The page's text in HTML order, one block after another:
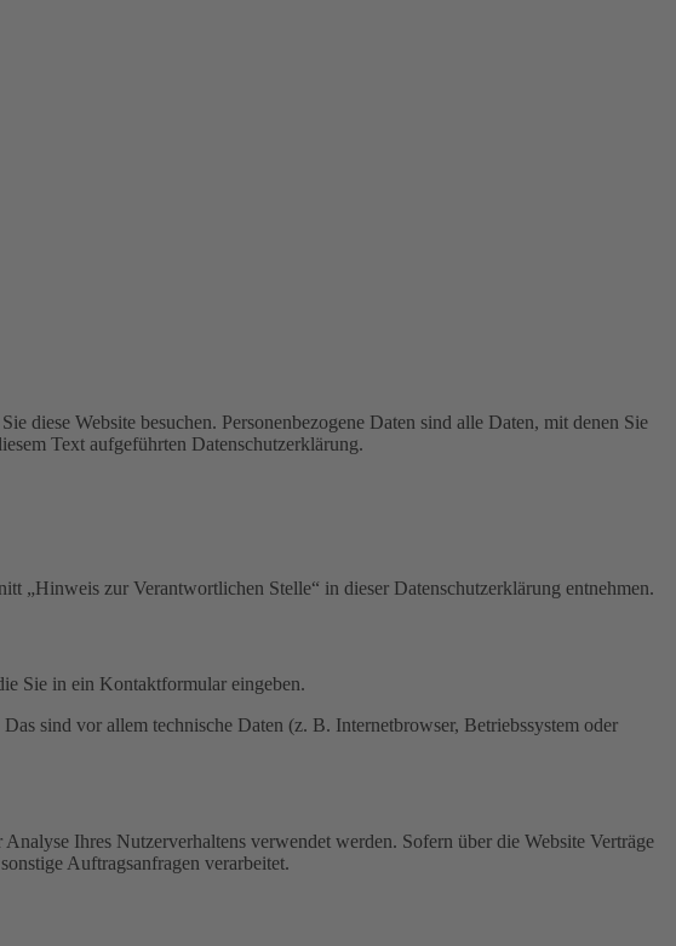
diese Website besuchen. Personenbezogene Daten sind alle Daten, mit denen Sie
Text aufgeführten Datenschutzerklärung.
„Hinweis zur Verantwortlichen Stelle“ in dieser Datenschutzerklärung entnehmen.
Sie in ein Kontaktformular eingeben.
sind vor allem technische Daten (z. B. Internetbrowser, Betriebssystem oder
Ihres Nutzerverhaltens verwendet werden. Sofern über die Website Verträge
Auftragsanfragen verarbeitet.